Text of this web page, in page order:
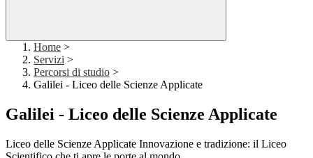
Home >
Servizi >
Percorsi di studio >
Galilei - Liceo delle Scienze Applicate
Galilei - Liceo delle Scienze Applicate
Liceo delle Scienze Applicate Innovazione e tradizione: il Liceo